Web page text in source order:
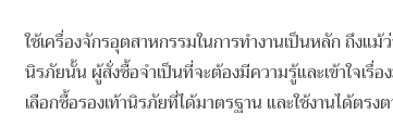
ใช้เครื่องจักรอุตสาหกรรมในการทำงานเป็นหลัก ถึงแ
นิรภัยนั้น ผู้สั่งซื้อจำเป็นที่จะต้องมีความรู้และเข้าใจเ
เลือกซื้อรองเท้านิรภัยที่ได้มาตรฐาน และใช้งานได้ตรง